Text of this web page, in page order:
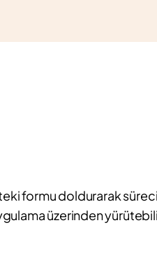
formu doldurarak
üzerinden